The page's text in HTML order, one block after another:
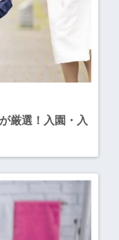
厳選！入園・入